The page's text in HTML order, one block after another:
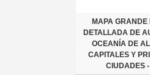
MAPA GRANDE
DETALLADA DE
OCEANÍA DE
CAPITALES Y
CIUDADES